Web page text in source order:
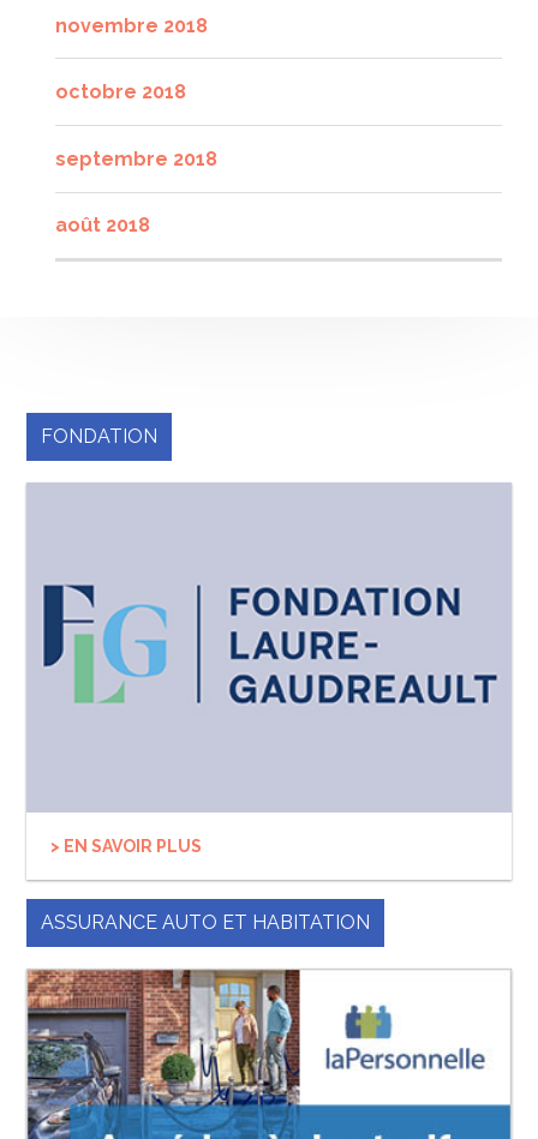
novembre 2018
octobre 2018
septembre 2018
août 2018
FONDATION
> EN SAVOIR PLUS
ASSURANCE AUTO ET HABITATION